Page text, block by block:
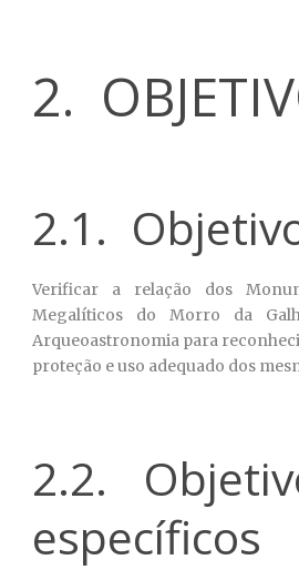
2.
2.1.
Verificar a relação dos
Megalíticos do Morro da
Arqueoastronomia para
proteção e uso adequado dos
2.2.
específicos